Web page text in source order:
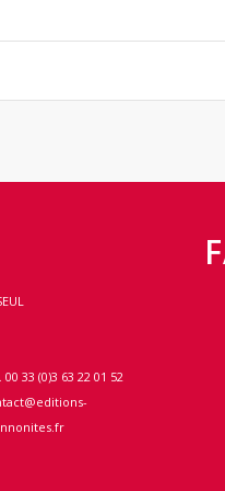
00 33 (0)3 63 22 01 52